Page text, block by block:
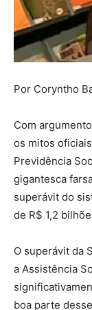
Por Coryntho
Com
os mitos
Previdência
gigantesca
superávit do
de R$ 1,2
O superávit da
a Assistência
boa parte